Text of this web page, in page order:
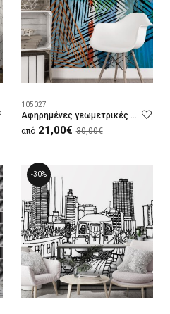
105027
Αφηρημένες γεωμετρικές γραμμές
από 21,00€ 30,00€
-30%